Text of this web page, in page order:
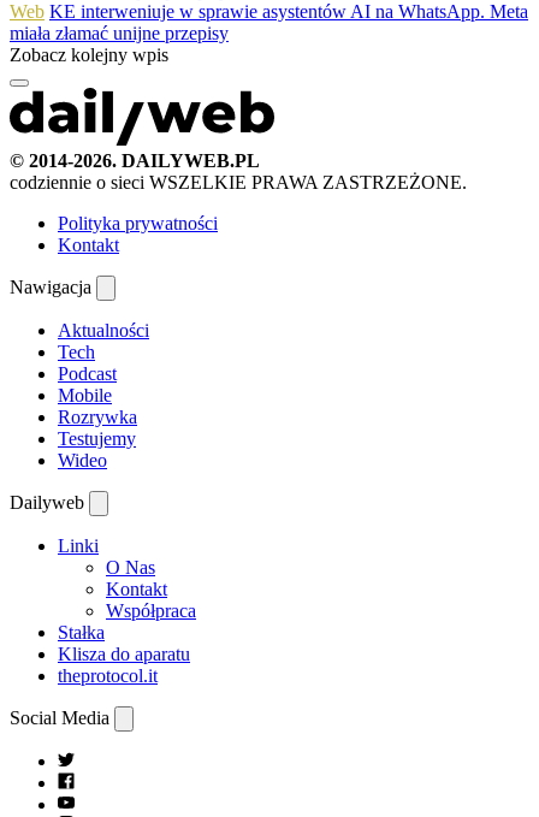
Web KE interweniuje w sprawie asystentów AI na WhatsApp. Meta
miała złamać unijne przepisy
Zobacz kolejny wpis
© 2014-2026. DAILYWEB.PL
codziennie o sieci WSZELKIE PRAWA ZASTRZEŻONE.
Polityka prywatności
Kontakt
Nawigacja
Aktualności
Tech
Podcast
Mobile
Rozrywka
Testujemy
Wideo
Dailyweb
Linki
O Nas
Kontakt
Współpraca
Stałka
Klisza do aparatu
theprotocol.it
Social Media